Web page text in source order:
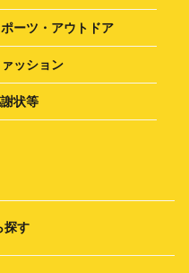
ーツ・アウトドア
ッション
状等
探す